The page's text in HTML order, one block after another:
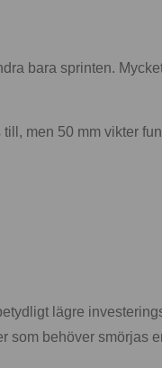
bara sprinten.
men 50 mm vikter
lägre
behöver